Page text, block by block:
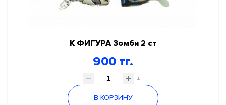
К ФИГУРА Зомби 2 ст
900 тг.
шт
В КОРЗИНУ